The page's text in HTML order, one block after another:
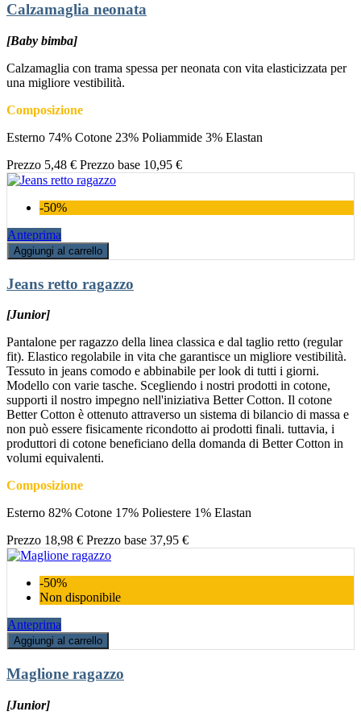
Calzamaglia neonata
[Baby bimba]
Calzamaglia con trama spessa per neonata con vita elasticizzata per
una migliore vestibilità.
Composizione
Esterno 74% Cotone 23% Poliammide 3% Elastan
Prezzo 5,48 € Prezzo base 10,95 €
-50%
Anteprima
Aggiungi al carrello
Jeans retto ragazzo
[Junior]
Pantalone per ragazzo della linea classica e dal taglio retto (regular
fit). Elastico regolabile in vita che garantisce un migliore vestibilità.
Tessuto in jeans comodo e abbinabile per look di tutti i giorni.
Modello con varie tasche. Scegliendo i nostri prodotti in cotone,
supporti il nostro impegno nell'iniziativa Better Cotton. Il cotone
Better Cotton è ottenuto attraverso un sistema di bilancio di massa e
non può essere fisicamente ricondotto ai prodotti finali. tuttavia, i
produttori di cotone beneficiano della domanda di Better Cotton in
volumi equivalenti.
Composizione
Esterno 82% Cotone 17% Poliestere 1% Elastan
Prezzo 18,98 € Prezzo base 37,95 €
-50%
Non disponibile
Anteprima
Aggiungi al carrello
Maglione ragazzo
[Junior]